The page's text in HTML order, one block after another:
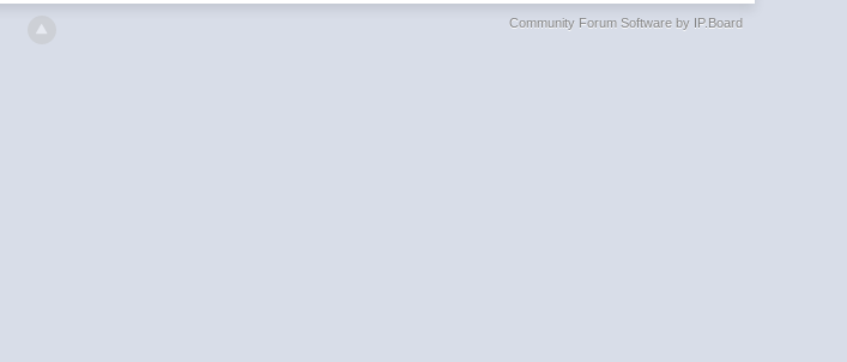
Community Forum Software by IP.Board